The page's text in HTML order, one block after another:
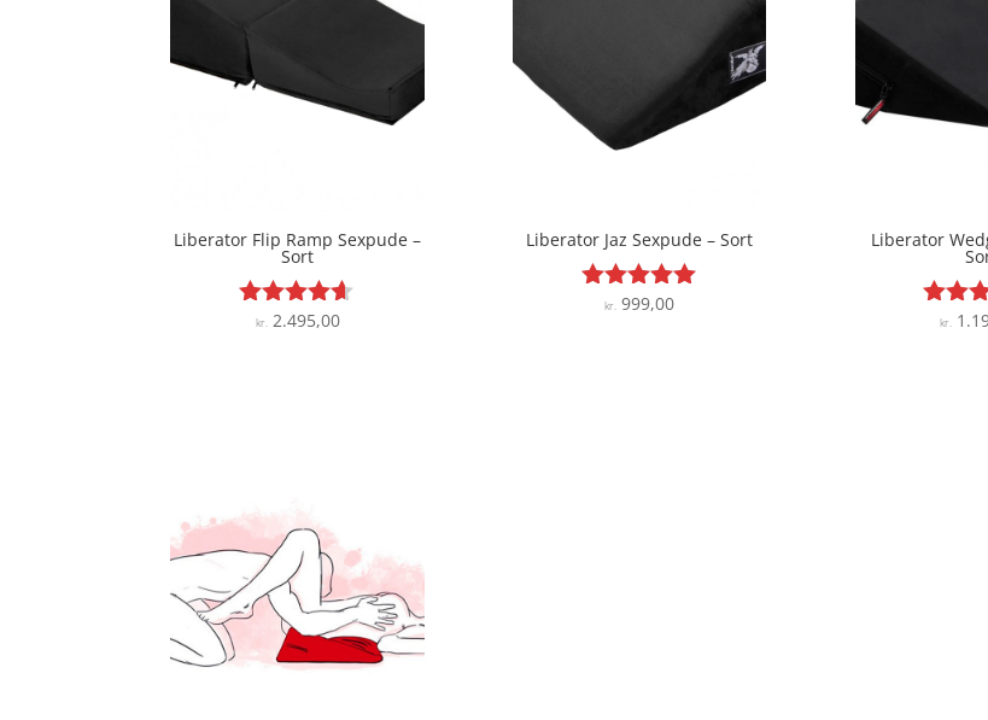
Liberator Flip Ramp Sexpude –
Sort
Vurderet
kr.2.495,00
Liberator Jaz Sexpude – Sort
Vurderet
kr. 999,00
Liberator
kr.